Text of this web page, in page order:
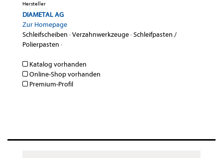
Hersteller
DIAMETAL AG
Zur Homepage
Schleifscheiben ·Verzahnwerkzeuge·Schleifpasten /
Polierpasten ·
Katalog vorhanden
Online-Shop vorhanden
Premium-Profil